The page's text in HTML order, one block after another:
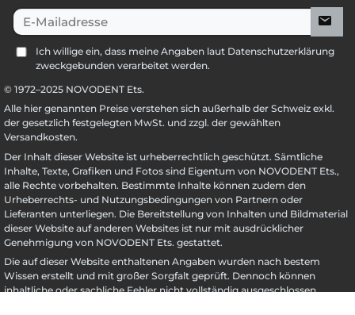
E-Mailadresse
Ich willige ein, dass meine Angaben laut Datenschutzerklärung
zweckgebunden verarbeitet werden.
© 1972–2025 NOVODENT Ets.
Alle hier genannten Preise verstehen sich außerhalb der Schweiz exkl.
der gesetzlich festgelegten MwSt. und zzgl. der gewählten
Versandkosten.
Der Inhalt dieser Website ist urheberrechtlich geschützt. Sämtliche
Inhalte, Texte, Grafiken und Fotos sind Eigentum von NOVODENT Ets.,
alle Rechte vorbehalten. Bestimmte Inhalte können zudem den
Urheberrechts- und Nutzungsbedingungen von Partnern oder
Lieferanten unterliegen. Die Bereitstellung von Inhalten und Bildmaterial
dieser Website auf anderen Websites ist nur mit ausdrücklicher
Genehmigung von NOVODENT Ets. gestattet.
Die auf dieser Website enthaltenen Angaben wurden nach bestem
Wissen erstellt und mit großer Sorgfalt geprüft. Dennoch können
inhaltliche oder sachliche Fehler nicht vollständig ausgeschlossen